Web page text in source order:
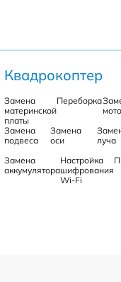
Квадрокоптер
Замена
материнской
платы
Переборка
Замена
подвеса
Замена
оси
луча
Замена
аккумулятора
Настройка
шифрования
Wi-Fi